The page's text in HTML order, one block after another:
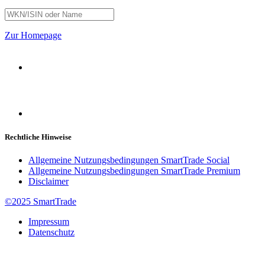
Zur Homepage
Rechtliche Hinweise
Allgemeine Nutzungsbedingungen SmartTrade Social
Allgemeine Nutzungsbedingungen SmartTrade Premium
Disclaimer
©2025 SmartTrade
Impressum
Datenschutz